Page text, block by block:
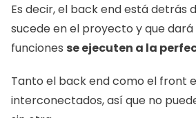
Es decir, el back end está detrás
sucede en el proyecto y que dará
funciones se ejecuten a la
Tanto el back end como el front
interconectados, así que no